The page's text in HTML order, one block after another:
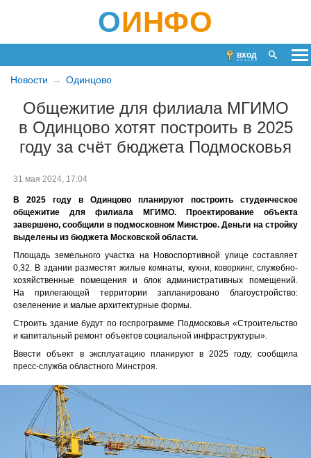
ОИНФО
вход
Новости Одинцово
Общежитие для филиала МГИМО
в Одинцово хотят построить в 2025
году за счёт бюджета Подмосковья
31 мая 2024, 17:04
В 2025 году в Одинцово планируют построить студенческое
общежитие для филиала МГИМО. Проектирование объекта
завершено, сообщили в подмосковном Минстрое. Деньги на стройку
выделены из бюджета Московской области.
Площадь земельного участка на Новоспортивной улице составляет
0,32. В здании разместят жилые комнаты, кухни, коворкинг, служебно-
хозяйственные помещения и блок административных помещений.
На прилегающей территории запланировано благоустройство:
озеленение и малые архитектурные формы.
Строить здание будут по госпрограмме Подмосковья «Строительство
и капитальный ремонт объектов социальной инфраструктуры».
Ввести объект в эксплуатацию планируют в 2025 году, сообщила
пресс-служба областного Минстроя.